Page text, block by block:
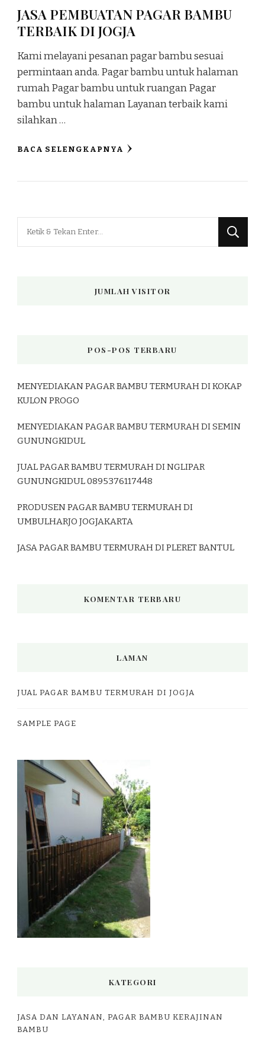
JASA PEMBUATAN PAGAR BAMBU
TERBAIK DI JOGJA
Kami melayani pesanan pagar bambu sesuai
permintaan anda. Pagar bambu untuk halaman
rumah Pagar bambu untuk ruangan Pagar
bambu untuk halaman Layanan terbaik kami
silahkan …
BACA SELENGKAPNYA
JUMLAH VISITOR
POS-POS TERBARU
MENYEDIAKAN PAGAR BAMBU TERMURAH DI KOKAP
KULON PROGO
MENYEDIAKAN PAGAR BAMBU TERMURAH DI SEMIN
GUNUNGKIDUL
JUAL PAGAR BAMBU TERMURAH DI NGLIPAR
GUNUNGKIDUL 0895376117448
PRODUSEN PAGAR BAMBU TERMURAH DI
UMBULHARJO JOGJAKARTA
JASA PAGAR BAMBU TERMURAH DI PLERET BANTUL
KOMENTAR TERBARU
LAMAN
JUAL PAGAR BAMBU TERMURAH DI JOGJA
SAMPLE PAGE
KATEGORI
JASA DAN LAYANAN, PAGAR BAMBU KERAJINAN
BAMBU